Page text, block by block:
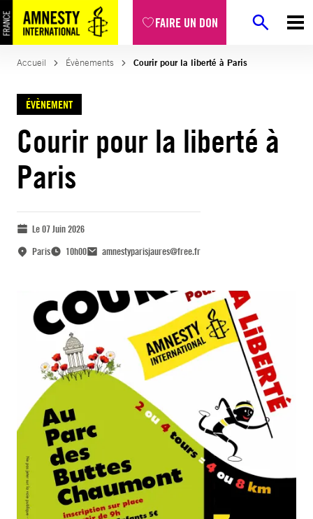
FAIRE UN DON
Accueil Évènements Courir pour la liberté à Paris
ÉVÈNEMENT
Courir pour la liberté à
Paris
Le 07 Juin 2026
Paris
10h00 amnestyparisjaures@free.fr